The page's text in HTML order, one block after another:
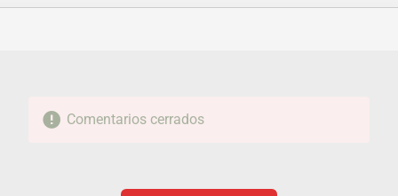
FACEBOOKTWITTERFLIPBOARD
E-
WHATSAPP
Comentarios cerrados